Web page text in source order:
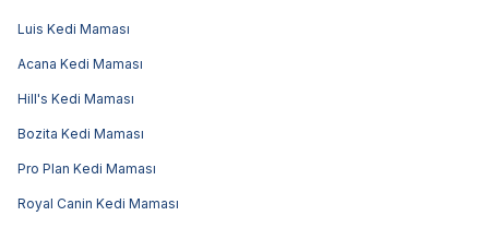
Luis Kedi Maması
Acana Kedi Maması
Hill's Kedi Maması
Bozita Kedi Maması
Pro Plan Kedi Maması
Royal Canin Kedi Maması